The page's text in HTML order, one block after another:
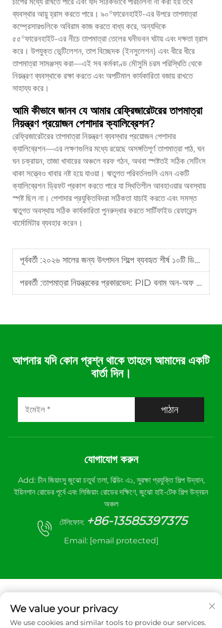
ব্যবস্থার আয়ু হ্রাস করতে পারে। ৯০°ফারেনহাইট-এর উপরে তাপমাত্রা
কম্প্রেসারগুলিকে অবিরাম কাজ করতে বাধ্য করে, অন্যদিকে
৫৫°ফারেনহাইট-এর নীচে তাপমাত্রা তেলের ঘনীভবন ঘটায় এবং দক্ষতা হ্রাস
করে। উপযুক্ত ভেন্টিলেশন, তাপ বিচ্ছেদক (ইনসুলেশন) এবং ধীরে ধীরে
তাপমাত্রা সামঞ্জস্য করা—এই সব কর্মকাণ্ড মৌসুমি চরম পরিস্থিতি থেকে
নিয়ন্ত্রণ ব্যবস্থাকে রক্ষা করতে এবং অপটিমাল কার্যকারিতা বজায় রাখতে
সাহায্য করে।
আমি কীভাবে জানব যে আমার রেফ্রিজারেটরের তাপমাত্রা
নিয়ন্ত্রণ প্রয়োজন পেশাদার ক্যালিব্রেশন?
রেফ্রিজারেটরের তাপমাত্রা নিয়ন্ত্রণ ব্যবস্থার প্রয়োজন পেশাদার
ক্যালিব্রেশন—এর লক্ষণগুলির মধ্যে রয়েছে অসঙ্গতিপূর্ণ তাপমাত্রা পাঠ, ঘন
ঘন চক্রায়ন, তাজা খাবারের অঞ্চলে বরফ গঠন, অথবা স্পষ্টতই সঠিক সেটিংস
থাকা সত্ত্বেও খাবার নষ্ট হয়ে যাওয়া। ঋতুগত পরিবর্তনগুলি এমন একটি
ক্যালিব্রেশন ড্রিফট প্রকাশ করতে পারে যা স্থিতিশীল আবহাওয়ার অবস্থায়
স্পষ্ট ছিল না। পেশাদার প্রযুক্তিবিদরা সঠিকতা যাচাই করতে এবং সমস্ত
ঋতুগত অবস্থায় সঠিক কার্যকারিতা পুনরুদ্ধার করতে সার্টিফাইড রেফারেন্স
থার্মোমিটার ব্যবহার করেন।
পূর্ববর্তী :২০২৬ সালের জন্য উৎপাদন শিল্পে ব্যবহৃত শীর্ষ ১০টি ডিজিটাল তাপমাত্রা নিয়ন্ত্রণ সিস্টেম
পরবর্তী :তাপমাত্রা নিয়ন্ত্রকের প্রকারভেদ: PID বনাম অন-অফ নিয়ন্ত্রণ
আপনার যদি কোন প্রশ্ন থাকে তাহলে আমাদের একটি
বার্তা দিন।
পাঠান
যোগাযোগ করুন
Add: চীন জিয়াংসু জুঝো চতুর্থ তলা, বিল্ডিং এ১, সুরক্ষা প্রযুক্তি শিল্প উদ্যান,
ইয়িনশান রোডের পূর্বে এবং লিজিয়াং রোডের দক্ষিণে, জুঝো হাই-টেক শিল্প উন্নয়ন
অঞ্চল
টেলিফোন: +86-13585397375
Email: [email protected]
We value your privacy
We use cookies and similar tools to provide our services.